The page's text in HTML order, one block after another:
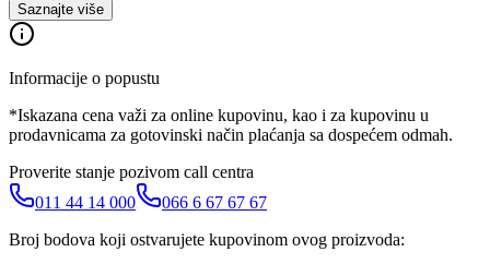
Saznajte više
Informacije o popustu
*Iskazana cena važi za online kupovinu, kao i za kupovinu u
prodavnicama za gotovinski način plaćanja sa dospećem odmah.
Proverite stanje pozivom call centra
011 44 14 000
066 6 67 67 67
Broj bodova koji ostvarujete kupovinom ovog proizvoda: